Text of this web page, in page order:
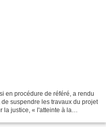
en procédure de référé, a rendu
suspendre les travaux du projet
la justice, « l'atteinte à la